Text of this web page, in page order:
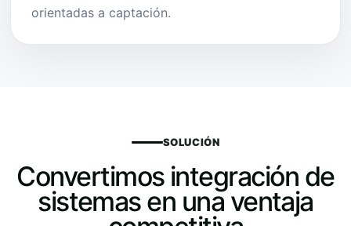
orientadas a captación.
SOLUCIÓN
Convertimos integración de
sistemas en una ventaja